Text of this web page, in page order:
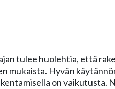
tulee huolehtia, että
mukaista. Hyvän
on vaikutusta.